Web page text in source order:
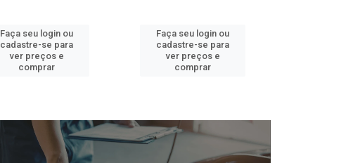
Faça seu login ou
cadastre-se para
ver preços e
comprar
Faça seu login ou
cadastre-se para
ver preços e
comprar